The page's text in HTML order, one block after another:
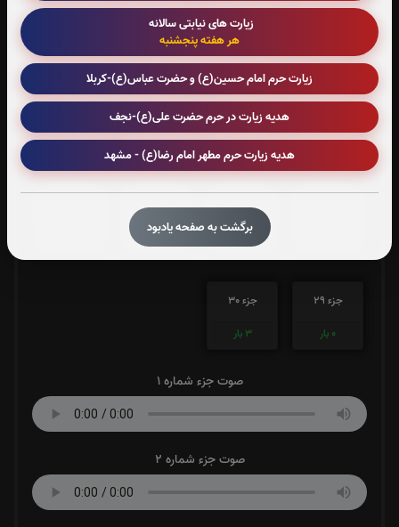
زیارت های نیابتی سالانه
هر هفته پنجشنبه
زیارت حرم امام حسین(ع) و حضرت عباس(ع)-کربلا
هدیه زیارت در حرم حضرت علی(ع)-نجف
هدیه زیارت حرم مطهر امام رضا(ع) - مشهد
برگشت به صفحه یادبود
جزء 17
جزء 18
بار
جزء 19
1
جزء 20
جزء 21
1بار
جزء 22
0بار
جزء 23
0بار
جزء 24
0بار
جزء 26
0
جزء 27
بار
جزء 29
0 بار
جزء 30
3 بار
صوت جزء شماره 1
صوت جزء شماره 2